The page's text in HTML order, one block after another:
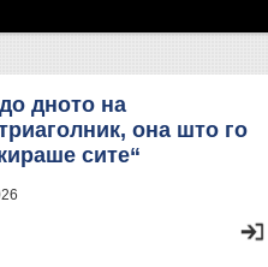
дното на
она што го
сите“